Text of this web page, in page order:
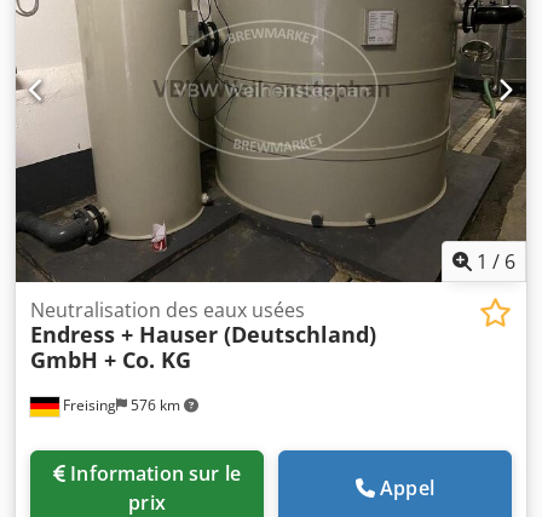
1 / 6
Freising 576 km
Neutralisation des eaux usées
Endress + Hauser (Deutschland)
GmbH + Co. KG
prix
Appel